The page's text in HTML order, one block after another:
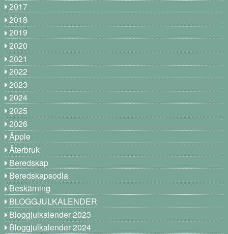
2017
2018
2019
2020
2021
2022
2023
2024
2025
2026
Äpple
Återbruk
Beredskap
Beredskapsodla
Beskärning
BLOGGJULKALENDER
Bloggjulkalender 2023
Bloggjulkalender 2024